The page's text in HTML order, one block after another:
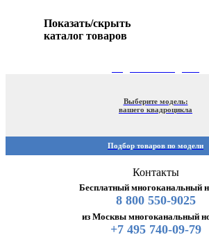
Показать/скрыть
каталог товаров
Выберите модель:
вашего квадроцикла
Подбор товаров по модели
Контакты
Бесплатный многоканальный
8 800 550-9025
из Москвы многоканальный
+7 495 740-09-79